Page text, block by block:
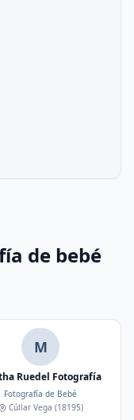
de bebé
M
Ruedel Fotografía
Fotografía de Bebé
Cúllar Vega (18195)